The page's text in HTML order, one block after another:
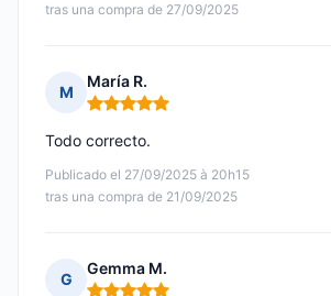
tras una compra de 27/09/2025
M
María R.
Nota: 5 de 5
Publicado el 27/09/2025 à 20h15
tras una compra de 21/09/2025
Todo correcto.
G
Gemma M.